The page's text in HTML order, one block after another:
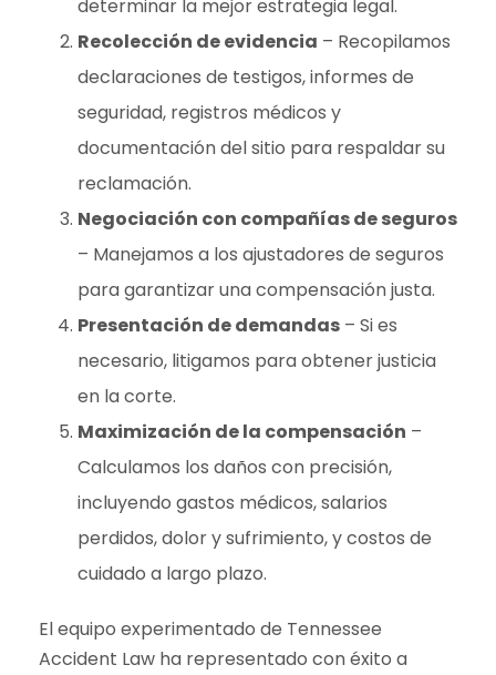
determinar la mejor estrategia legal.
Recolección de evidencia – Recopilamos
declaraciones de testigos, informes de
seguridad, registros médicos y
documentación del sitio para respaldar su
reclamación.
Negociación con compañías de seguros
– Manejamos a los ajustadores de seguros
para garantizar una compensación justa.
Presentación de demandas – Si es
necesario, litigamos para obtener justicia
en la corte.
Maximización de la compensación –
Calculamos los daños con precisión,
incluyendo gastos médicos, salarios
perdidos, dolor y sufrimiento, y costos de
cuidado a largo plazo.
El equipo experimentado de Tennessee
Accident Law ha representado con éxito a